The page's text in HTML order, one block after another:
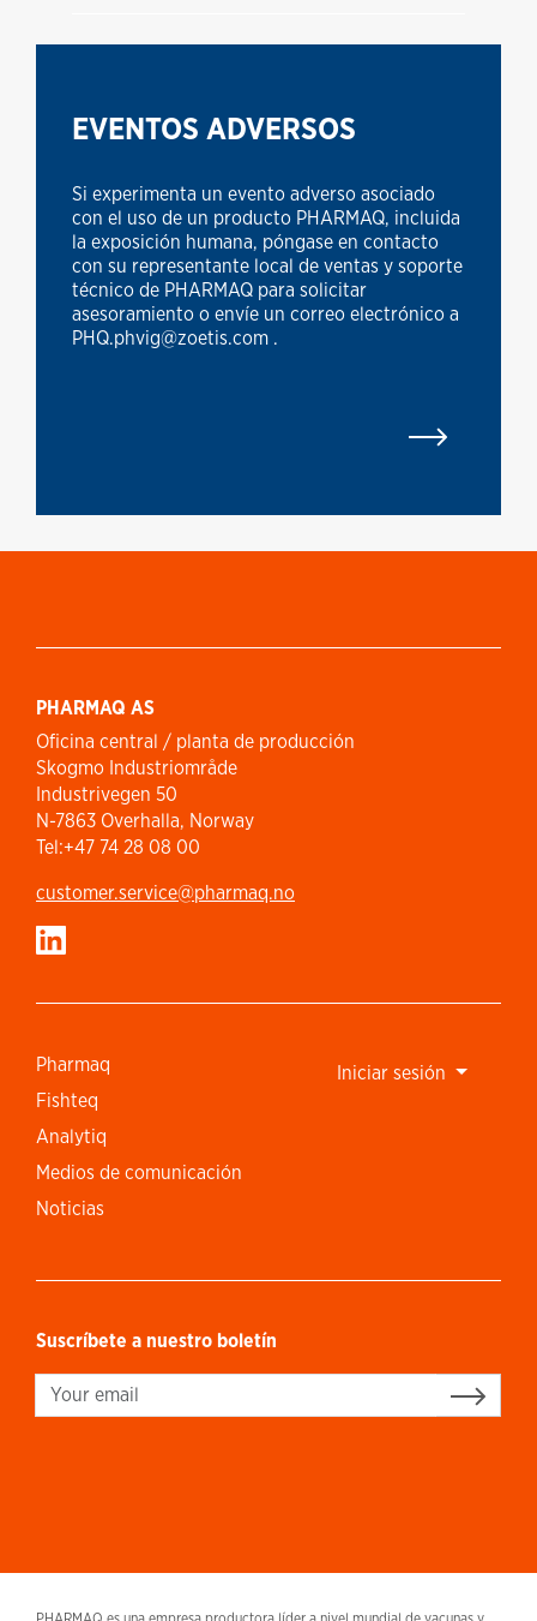
EVENTOS ADVERSOS
Si experimenta un evento adverso asociado
con el uso de un producto PHARMAQ, incluida
la exposición humana, póngase en contacto
con su representante local de ventas y soporte
técnico de PHARMAQ para solicitar
asesoramiento o envíe un correo electrónico a
PHQ.phvig@zoetis.com .
PHARMAQ AS
Oficina central / planta de producción
Skogmo Industriområde
Industrivegen 50
N-7863 Overhalla, Norway
Tel:+47 74 28 08 00
customer.service​@pharmaq.no
Pharmaq
Fishteq
Analytiq
Medios de comunicación
Noticias
Iniciar sesión
Suscríbete a nuestro boletín
Sign up